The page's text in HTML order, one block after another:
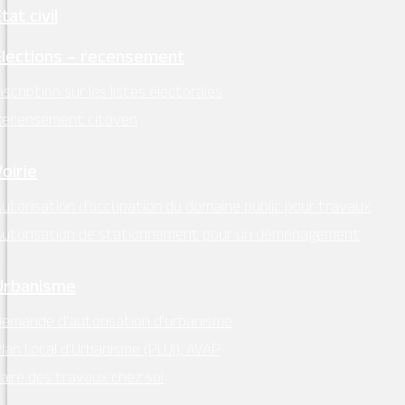
civil
– recensement
sur les listes électorales
citoyen
d’occupation du domaine public pour travaux
de stationnement pour un déménagement
d’autorisation d’urbanisme
Local d’Urbanisme (PLUI), AVAP
des travaux chez soi